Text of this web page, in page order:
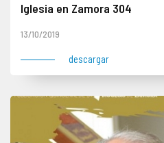
Iglesia en Zamora 304
13/10/2019
descargar